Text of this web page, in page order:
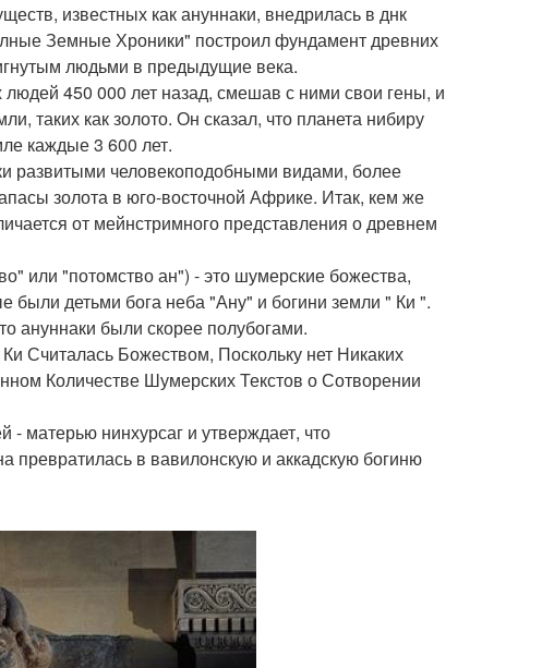
известных как ануннаки, внедрилась в днк
Земные Хроники" построил фундамент древних
людьми в предыдущие века.
450 000 лет назад, смешав с ними свои гены, и
таких как золото. Он сказал, что планета нибиру
каждые 3 600 лет.
развитыми человекоподобными видами, более
золота в юго-восточной Африке. Итак, кем же
от мейнстримного представления о древнем
или "потомство ан") - это шумерские божества,
были детьми бога неба "Ану" и богини земли " Ки ".
ануннаки были скорее полубогами.
Считалась Божеством, Поскольку нет Никаких
Количестве Шумерских Текстов о Сотворении
матерью нинхурсаг и утверждает, что
в вавилонскую и аккадскую богиню